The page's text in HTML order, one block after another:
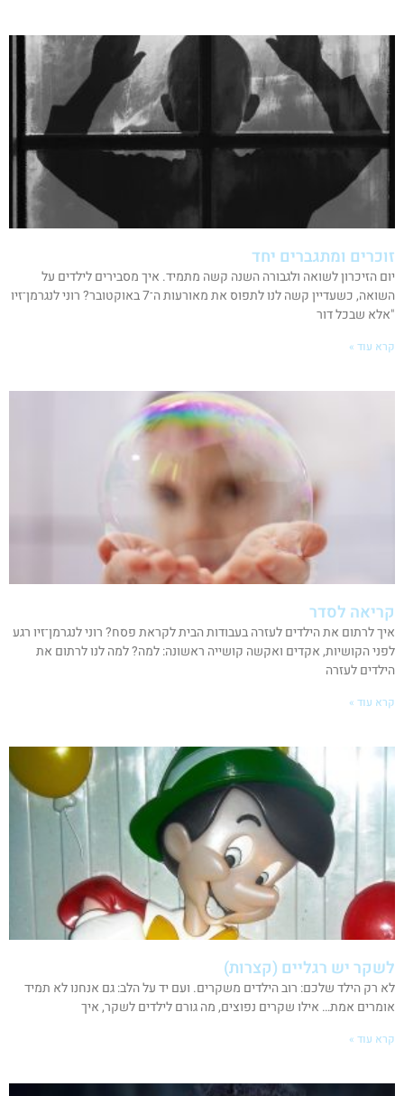
זוכרים ומתגברים יחד
יום הזיכרון לשואה ולגבורה השנה קשה מתמיד. איך מסבירים לילדים על
השואה, כשעדיין קשה לנו לתפוס את מאורעות ה־7 באוקטובר? רוני לנגרמן־זיו
"אלא שבכל דור
קרא עוד »
קריאה לסדר
איך לרתום את הילדים לעזרה בעבודות הבית לקראת פסח? רוני לנגרמן־זיו רגע
לפני הקושיות, אקדים ואקשה קושייה ראשונה: למה? למה לנו לרתום את
הילדים לעזרה
קרא עוד »
לשקר יש רגליים (קצרות)
לא רק הילד שלכם: רוב הילדים משקרים. ועם יד על הלב: גם אנחנו לא תמיד
אומרים אמת… אילו שקרים נפוצים, מה גורם לילדים לשקר, איך
קרא עוד »